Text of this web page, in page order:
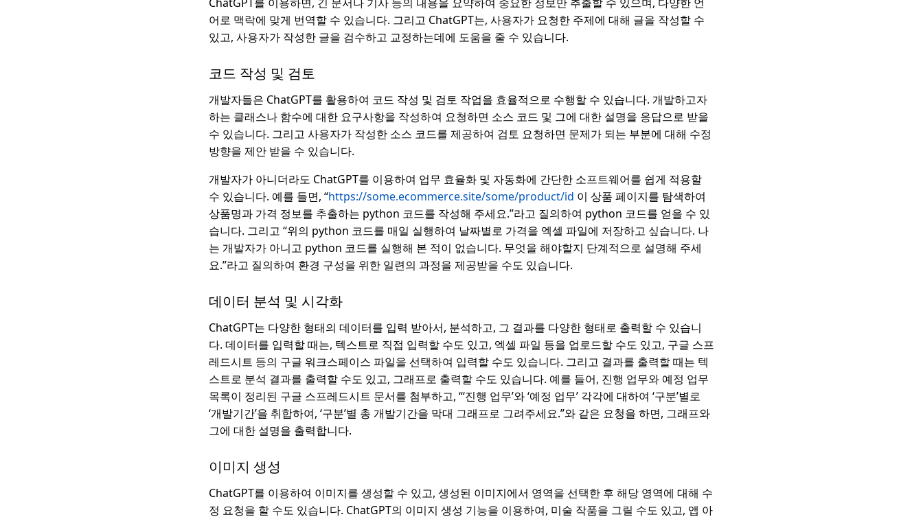
어로 맥락에 맞게 번역할 수 있습니다. 그리고 ChatGPT는, 사용자가 요청한 주제에 대해 글을 작성할 수
있고, 사용자가 작성한 글을 검수하고 교정하는데에 도움을 줄 수 있습니다.
코드 작성 및 검토
개발자들은 ChatGPT를 활용하여 코드 작성 및 검토 작업을 효율적으로 수행할 수 있습니다. 개발하고자
하는 클래스나 함수에 대한 요구사항을 작성하여 요청하면 소스 코드 및 그에 대한 설명을 응답으로 받을
수 있습니다. 그리고 사용자가 작성한 소스 코드를 제공하여 검토 요청하면 문제가 되는 부분에 대해 수정
방향을 제안 받을 수 있습니다.
개발자가 아니더라도 ChatGPT를 이용하여 업무 효율화 및 자동화에 간단한 소프트웨어를 쉽게 적용할
수 있습니다. 예를 들면, “https://some.ecommerce.site/some/product/id 이 상품 페이지를 탐색하여
상품명과 가격 정보를 추출하는 python 코드를 작성해 주세요.”라고 질의하여 python 코드를 얻을 수 있
습니다. 그리고 “위의 python 코드를 매일 실행하여 날짜별로 가격을 엑셀 파일에 저장하고 싶습니다. 나
는 개발자가 아니고 python 코드를 실행해 본 적이 없습니다. 무엇을 해야할지 단계적으로 설명해 주세
요.”라고 질의하여 환경 구성을 위한 일련의 과정을 제공받을 수도 있습니다.
데이터 분석 및 시각화
ChatGPT는 다양한 형태의 데이터를 입력 받아서, 분석하고, 그 결과를 다양한 형태로 출력할 수 있습니
다. 데이터를 입력할 때는, 텍스트로 직접 입력할 수도 있고, 엑셀 파일 등을 업로드할 수도 있고, 구글 스프
레드시트 등의 구글 워크스페이스 파일을 선택하여 입력할 수도 있습니다. 그리고 결과를 출력할 때는 텍
스트로 분석 결과를 출력할 수도 있고, 그래프로 출력할 수도 있습니다. 예를 들어, 진행 업무와 예정 업무
목록이 정리된 구글 스프레드시트 문서를 첨부하고, “‘진행 업무’와 ‘예정 업무’ 각각에 대하여 ‘구분’별로
‘개발기간’을 취합하여, ‘구분’별 총 개발기간을 막대 그래프로 그려주세요.”와 같은 요청을 하면, 그래프와
그에 대한 설명을 출력합니다.
이미지 생성
ChatGPT를 이용하여 이미지를 생성할 수 있고, 생성된 이미지에서 영역을 선택한 후 해당 영역에 대해 수
정 요청을 할 수도 있습니다. ChatGPT의 이미지 생성 기능을 이용하여, 미술 작품을 그릴 수도 있고, 앱 아